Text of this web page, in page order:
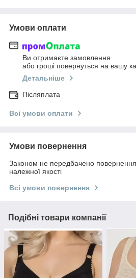
Умови оплати
Ви отримаєте замовлення
або гроші повернуться на вашу
Детальніше
Післяплата
Всі умови оплати
Умови повернення
Законом не передбачено
належної якості
Всі умови повернення
Подібні товари компанії